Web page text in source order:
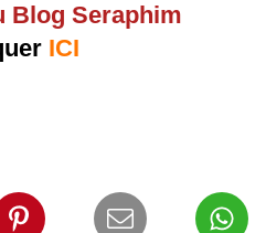
Blog Seraphim
ICI